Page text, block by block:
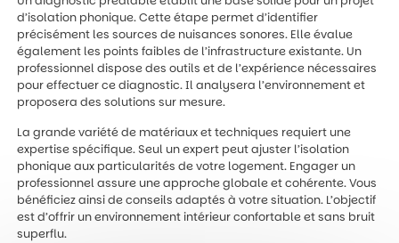
d’isolation phonique. Cette étape permet d’identifier
précisément les sources de nuisances sonores. Elle évalue
également les points faibles de l’infrastructure existante. Un
professionnel dispose des outils et de l’expérience nécessaires
pour effectuer ce diagnostic. Il analysera l’environnement et
proposera des solutions sur mesure.
La grande variété de matériaux et techniques requiert une
expertise spécifique. Seul un expert peut ajuster l’isolation
phonique aux particularités de votre logement. Engager un
professionnel assure une approche globale et cohérente. Vous
bénéficiez ainsi de conseils adaptés à votre situation. L’objectif
est d’offrir un environnement intérieur confortable et sans bruit
superflu.